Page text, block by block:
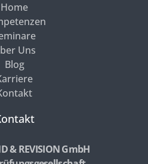
Home
Uns
Blog
& REVISION GmbH